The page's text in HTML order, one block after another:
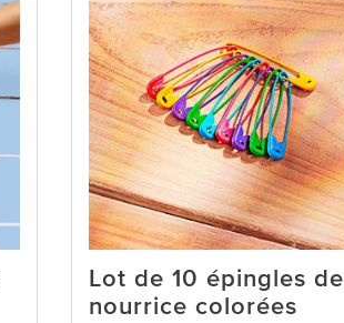
Lot de 10 épingles de
nourrice colorées